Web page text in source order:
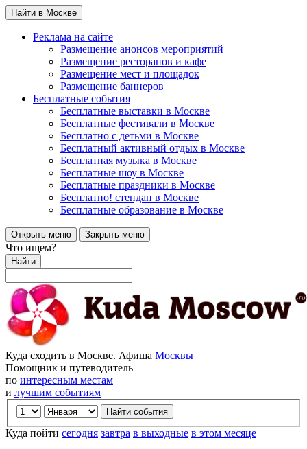
Найти в Москве
Реклама на сайте
Размещение анонсов мероприятий
Размещение ресторанов и кафе
Размещение мест и площадок
Размещение баннеров
Бесплатные события
Бесплатные выставки в Москве
Бесплатные фестивали в Москве
Бесплатно с детьми в Москве
Бесплатный активный отдых в Москве
Бесплатная музыка в Москве
Бесплатные шоу в Москве
Бесплатные праздники в Москве
Бесплатно! стендап в Москве
Бесплатные образование в Москве
Открыть меню Закрыть меню
Что ищем?
Найти
Куда сходить в Москве. Афиша Москвы
Помощник и путеводитель
по интересным местам
и лучшим событиям
Куда пойти сегодня завтра в выходные в этом месяце